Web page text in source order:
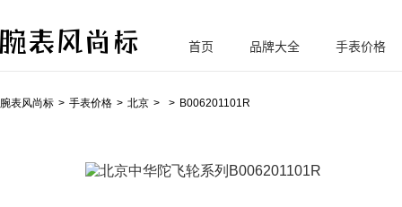
腕
首页 品牌大全 手表价格
腕表风尚标 手表价格 北京 B006201101R